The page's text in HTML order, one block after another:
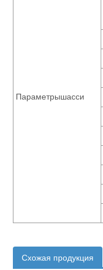
Параметрышасси
Схожая продукция